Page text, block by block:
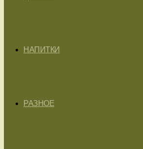
НАПИТКИ
РАЗНОЕ